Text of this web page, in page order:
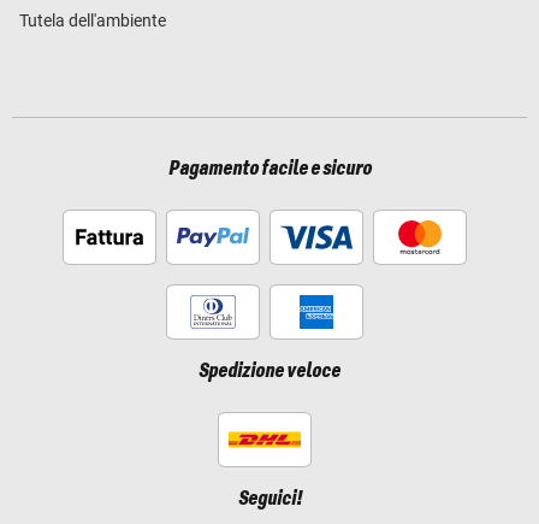
Tutela dell'ambiente
Pagamento facile e sicuro
Spedizione veloce
Seguici!